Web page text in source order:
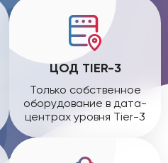
ЦОД TIER-3
Только собственное
оборудование в дата-
центрах уровня Tier-3